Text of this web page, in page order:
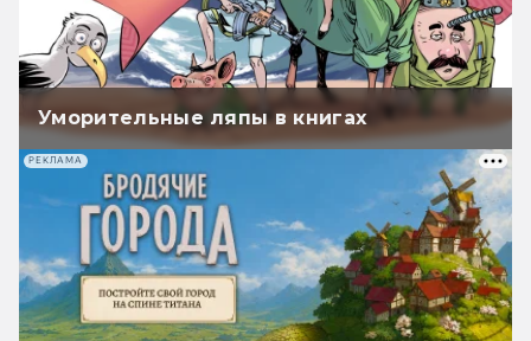
Уморительные ляпы в книгах
РЕКЛАМА